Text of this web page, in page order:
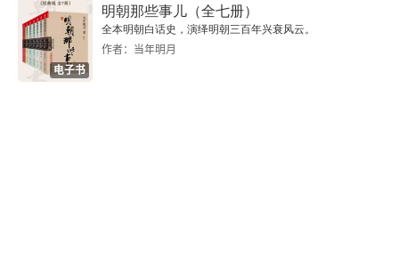
电子书
明朝那些事儿（全七册）
全本明朝白话史，演绎明朝三百年兴衰风云。
作者：当年明月